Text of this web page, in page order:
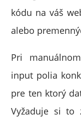
kódu na váš
alebo
Pri
input polia
pre ten ktorý
Vyžaduje si to